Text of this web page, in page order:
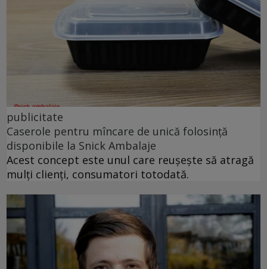
publicitate
Caserole pentru mîncare de unică folosință
disponibile la Snick Ambalaje
Acest concept este unul care reușește să atragă
mulți clienți, consumatori totodată.